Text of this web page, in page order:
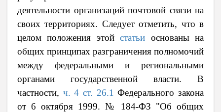
деятельности организаций почтовой связи на
своих территориях. Следует отметить, что в
целом положения этойстатьи основаны на
общих принципах разграничения полномочий
между федеральными и региональными
органами государственной власти. В
частности, ч. 4 ст. 26.1 Федерального закона
от 6 октября 1999. № 184-ФЗ "Об общих